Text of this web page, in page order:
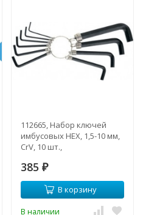
112665, Набор ключей
имбусовых HEX, 1,5-10 мм,
CrV, 10 шт.,
кольце
385 ₽
В корзину
В наличии